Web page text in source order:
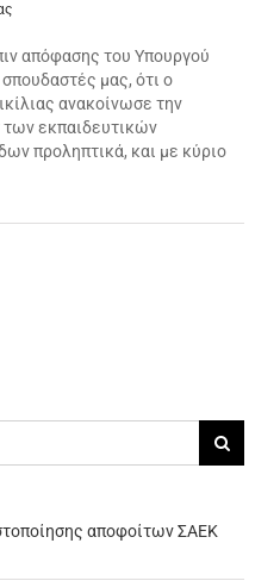
απόφασης του Υπουργού
μας, ότι ο
ανακοίνωσε την
εκπαιδευτικών
προληπτικά, και με κύριο
αποφοίτων ΣΑΕΚ